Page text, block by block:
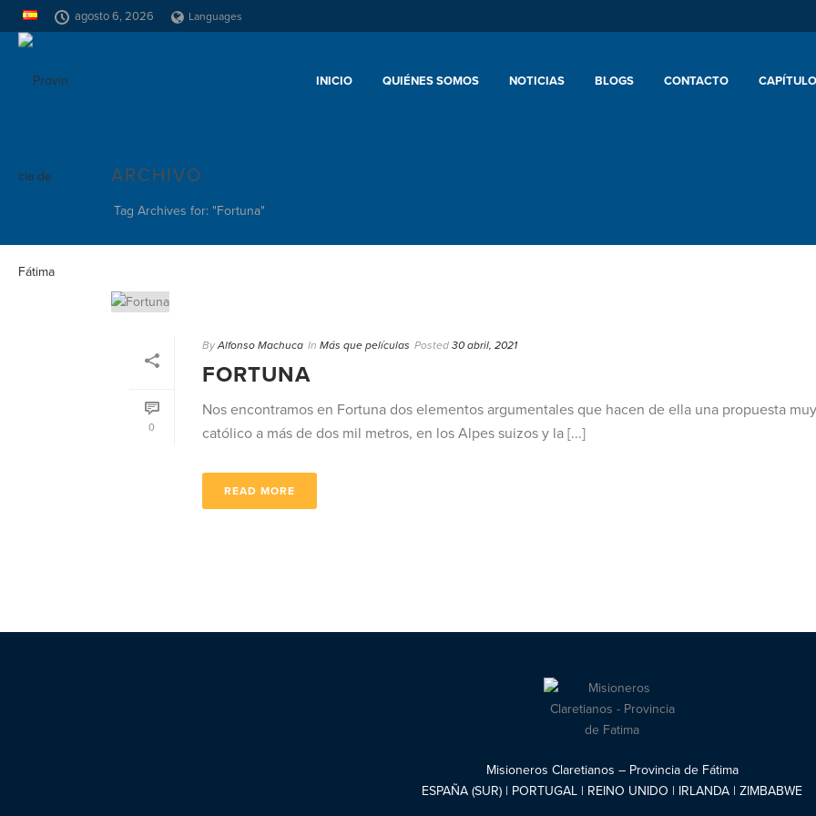
agosto 6, 2026 Languages
INICIO QUIÉNES SOMOS NOTICIAS BLOGS CONTACTO
ARCHIVO
Tag Archives for: "Fortuna"
0
By Alfonso Machuca In Más que películas Posted 30 abril, 2021
FORTUNA
Nos encontramos en Fortuna dos elementos argumentales que hacen de ella una propuesta
católico a más de dos mil metros, en los Alpes suizos y la [...]
READ MORE
Misioneros Claretianos – Provincia de Fátima
ESPAÑA (SUR) | PORTUGAL | REINO UNIDO | IRLANDA | ZIMBABWE